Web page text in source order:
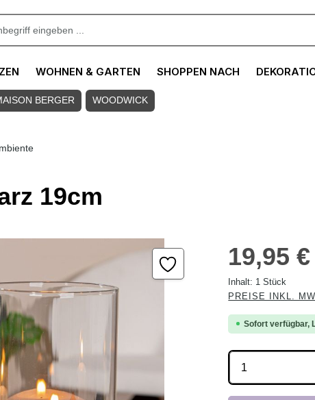
WOHNEN & GARTEN SHOPPEN NACH
BERGER WOODWICK
19cm
19,95 €
Inhalt: 1 Stück
PREISE INKL.
Sofort verfügbar,
Produkt